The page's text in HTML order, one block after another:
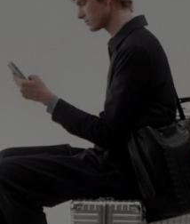
NICHT
PAUSIERT,
BITTE
DRÜCKEN
SIE,
ES
BITTE
KLICKEN
SIE
ZUM
ENTDECKEN
HIER GELANGEN